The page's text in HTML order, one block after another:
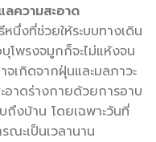
ลความสะอาด
นึ่งที่ช่วยให้ระบบทางเดิน
โพรงจมูกก็จะไม่แห้งจน
จเกิดจากฝุ่นและมลภาวะ
าดร่างกายด้วยการอาบ
ถึงบ้าน โดยเฉพาะวันที่
ณะเป็นเวลานาน